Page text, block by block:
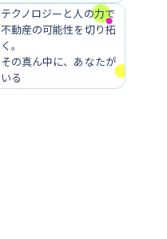
テクノロジーと人の力で
不動産の可能性を切り拓
く。
その真ん中に、あなたが
いる